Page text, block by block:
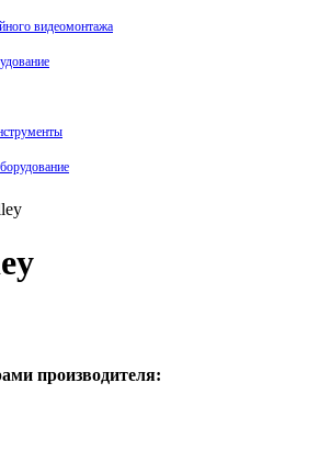
видеомонтажа
производителя: